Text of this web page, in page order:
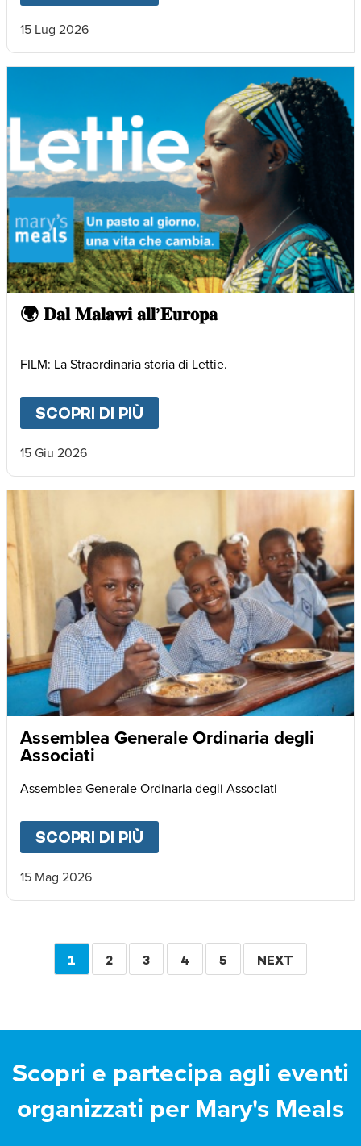
15 Lug 2026
🌍 𝐃𝐚𝐥 𝐌𝐚𝐥𝐚𝐰𝐢 𝐚𝐥𝐥’𝐄𝐮𝐫𝐨𝐩𝐚
FILM: La Straordinaria storia di Lettie.
SCOPRI DI PIÙ
15 Giu 2026
Assemblea Generale Ordinaria degli
Associati
Assemblea Generale Ordinaria degli Associati
SCOPRI DI PIÙ
15 Mag 2026
Paginazione
PAGINA
1 PAGINA
2 PAGINA
3 PAGINA
4 PAGINA
5
PAGINA
NEXT
Scopri e partecipa agli eventi
organizzati per Mary's Meals